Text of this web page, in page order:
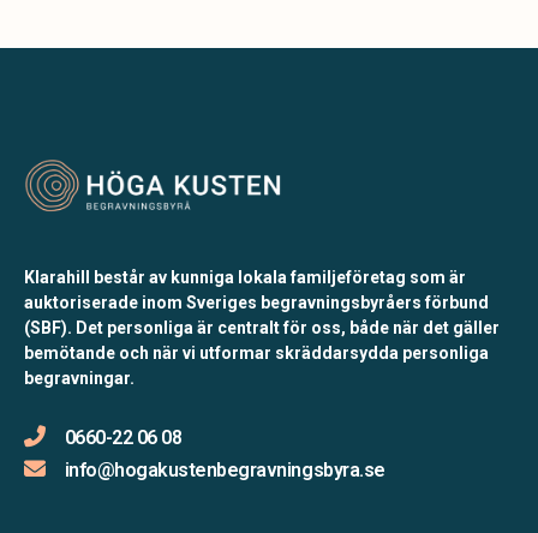
Klarahill består av kunniga lokala familjeföretag som är
auktoriserade inom Sveriges begravningsbyråers förbund
(SBF). Det personliga är centralt för oss, både när det gäller
bemötande och när vi utformar skräddarsydda personliga
begravningar.
0660-22 06 08
info@hogakustenbegravningsbyra.se